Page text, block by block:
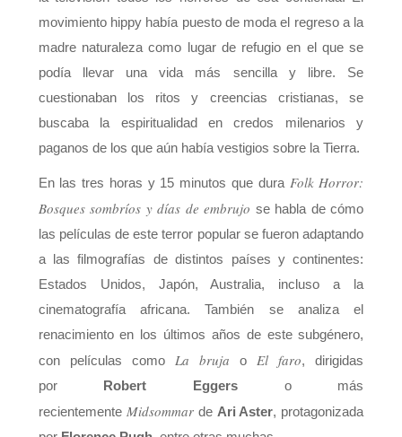
movimiento hippy había puesto de moda el regreso a la
madre naturaleza como lugar de refugio en el que se
podía llevar una vida más sencilla y libre. Se
cuestionaban los ritos y creencias cristianas, se
buscaba la espiritualidad en credos milenarios y
paganos de los que aún había vestigios sobre la Tierra.
En las tres horas y 15 minutos que dura Folk Horror:
Bosques sombríos y días de embrujo se habla de cómo
las películas de este terror popular se fueron adaptando
a las filmografías de distintos países y continentes:
Estados Unidos, Japón, Australia, incluso a la
cinematografía africana. También se analiza el
renacimiento en los últimos años de este subgénero,
con películas como La bruja o El faro, dirigidas
por Robert Eggers o más
recientemente Midsommarde Ari Aster, protagonizada